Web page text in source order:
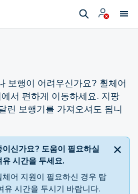
보행이 어려우신가요? 휠체어
서 편하게 이동하세요. 지팡
린 보행기를 가져오셔도 됩니
신가요? 도움이 필요하실
시간을 두세요.
어 지원이 필요하신 경우 탑
유 시간을 두시기 바랍니다.